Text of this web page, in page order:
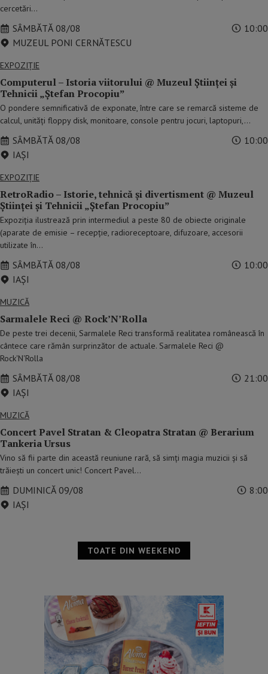
cercetări…
SÂMBĂTĂ 08/08
10:00
MUZEUL PONI CERNĂTESCU
EXPOZIȚIE
Computerul – Istoria viitorului @ Muzeul Științei și
Tehnicii „Ștefan Procopiuˮ
O pondere semnificativă de exponate, între care se remarcă sisteme de
calcul, unități floppy disk, monitoare, console pentru jocuri, laptopuri,…
SÂMBĂTĂ 08/08
10:00
IAŞI
EXPOZIȚIE
RetroRadio – Istorie, tehnică și divertisment @ Muzeul
Științei și Tehnicii „Ștefan Procopiuˮ
Expoziția ilustrează prin intermediul a peste 80 de obiecte originale
(aparate de emisie – recepție, radioreceptoare, difuzoare, accesorii
utilizate în…
SÂMBĂTĂ 08/08
10:00
IAŞI
MUZICĂ
Sarmalele Reci @ Rock’N’Rolla
De peste trei decenii, Sarmalele Reci transformă realitatea românească în
cântece care rămân surprinzător de actuale. Sarmalele Reci @
Rock'N'Rolla
SÂMBĂTĂ 08/08
21:00
IAŞI
MUZICĂ
Concert Pavel Stratan & Cleopatra Stratan @ Berarium
Tankeria Ursus
Vino să fii parte din această reuniune rară, să simți magia muzicii și să
trăiești un concert unic! Concert Pavel…
DUMINICĂ 09/08
8:00
IAŞI
TOATE DIN WEEKEND